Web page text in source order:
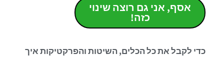
אסף, אני גם רוצה שינוי
כזה!
כדי לקבל את כל הכלים, השיטות והפרקטיקות איך